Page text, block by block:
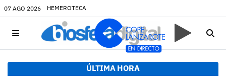
07 AGO 2026 HEMEROTECA
ÚLTIMA HORA